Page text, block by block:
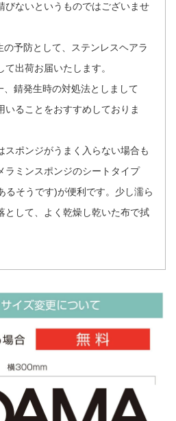
びないというものではございませ
の予防として、ステンレスヘアラ
出荷お届いたします。
、錆発生時の対処法としまして
いることをおすすめしておりま
スポンジがうまく入らない場合も
ラミンスポンジのシートタイプ
るそうです)が便利です。少し濡ら
として、よく乾燥し乾いた布で拭